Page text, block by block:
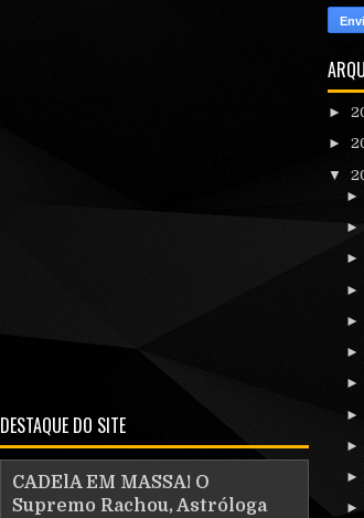
DESTAQUE DO SITE
CADElA EM MASSA! O
Supremo Rachou, Astróloga
►
►
▼
►
►
►
►
►
►
►
►
►
►